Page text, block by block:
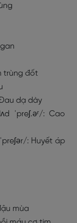
trùng đốt
dạ dày
ˈpreʃ.əʳ/: Cao
: Huyết áp
mùa